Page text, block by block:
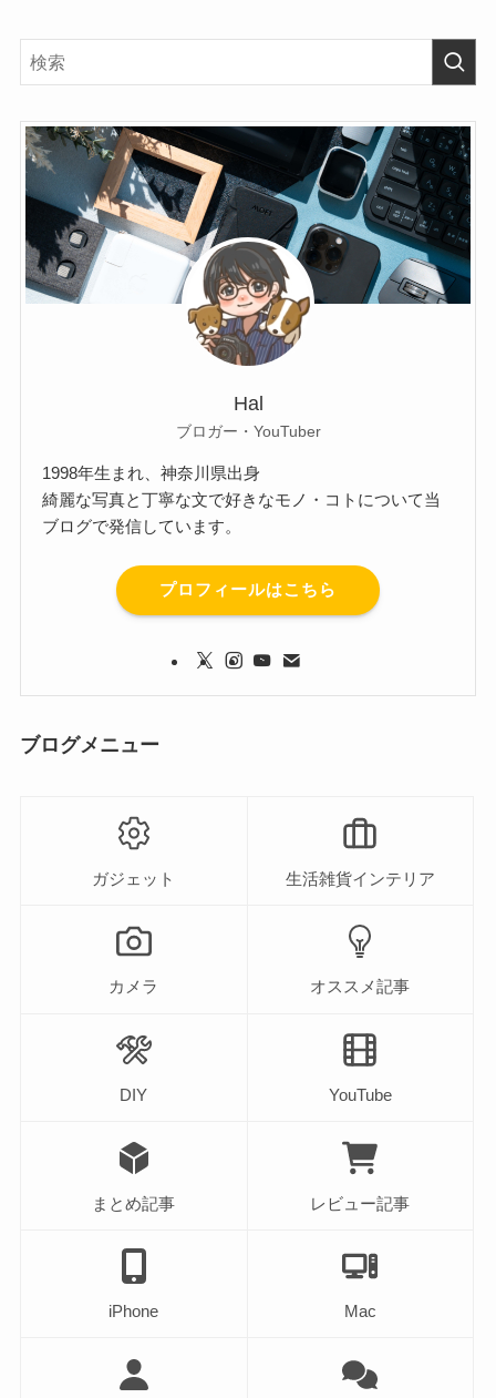
Hal
ブロガー・YouTuber
1998年生まれ、神奈川県出身
綺麗な写真と丁寧な文で好きなモノ・コトについて当
ブログで発信しています。
プロフィールはこちら
ブログメニュー
ガジェット 生活雑貨インテリア
カメラ オススメ記事
DIY YouTube
まとめ記事 レビュー記事
iPhone Mac